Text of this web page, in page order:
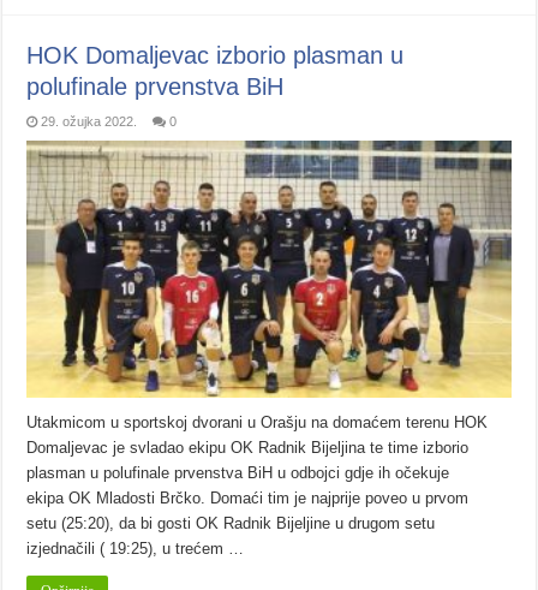
HOK Domaljevac izborio plasman u
polufinale prvenstva BiH
29. ožujka 2022. 0
Utakmicom u sportskoj dvorani u Orašju na domaćem terenu HOK
Domaljevac je svladao ekipu OK Radnik Bijeljina te time izborio
plasman u polufinale prvenstva BiH u odbojci gdje ih očekuje
ekipa OK Mladosti Brčko. Domaći tim je najprije poveo u prvom
setu (25:20), da bi gosti OK Radnik Bijeljine u drugom setu
izjednačili ( 19:25), u trećem …